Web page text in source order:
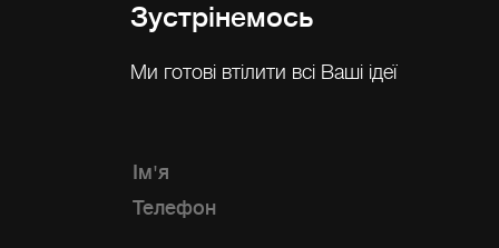
Зустрінемось
Ми готові втілити всі Ваші ідеї